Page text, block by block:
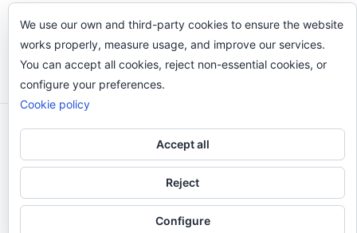
Odi O'Malley © 2016-2025. Todos Los Derechos
Reservados.
We use our own and third-party cookies to ensure the website
works properly, measure usage, and improve our services.
You can accept all cookies, reject non-essential cookies, or
configure your preferences.
Cookie policy
Accept all
Reject
Configure